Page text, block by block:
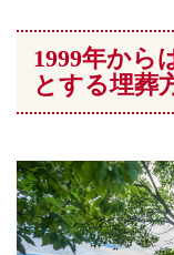
1999年から
とする埋葬